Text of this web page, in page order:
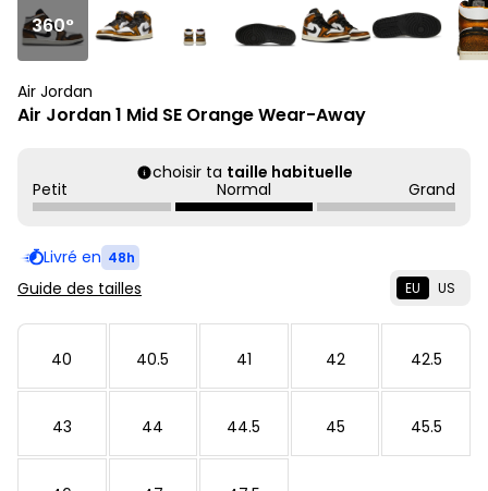
360°
Air Jordan
Air Jordan 1 Mid SE Orange Wear-Away
choisir ta taille habituelle
Petit
Normal Grand
Livré en 48h
Guide des tailles EU US
40 40.5 41 42 42.5
43 44 44.5 45 45.5